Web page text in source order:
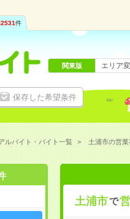
件
保存した希望条件
関東版 エリア
ルバイト・バイト一覧 土浦市の営
土浦市で